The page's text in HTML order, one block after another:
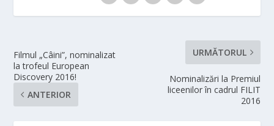
Filmul „Câini”, nominalizat
la trofeul European
Discovery 2016!
ANTERIOR
URMĂTORUL
Nominalizări la Premiul
liceenilor în cadrul FILIT
2016